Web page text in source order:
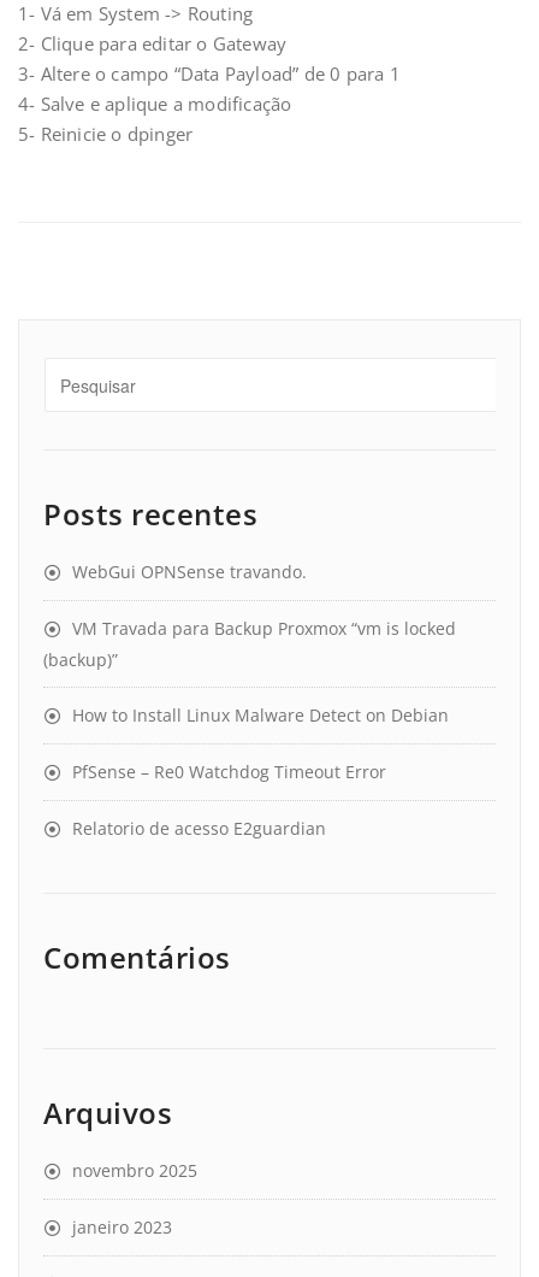
1- Vá em System -> Routing
2- Clique para editar o Gateway
3- Altere o campo “Data Payload” de 0 para 1
4- Salve e aplique a modificação
5- Reinicie o dpinger
Posts recentes
WebGui OPNSense travando.
VM Travada para Backup Proxmox “vm is locked
(backup)”
How to Install Linux Malware Detect on Debian
PfSense – Re0 Watchdog Timeout Error
Relatorio de acesso E2guardian
Comentários
Arquivos
novembro 2025
janeiro 2023